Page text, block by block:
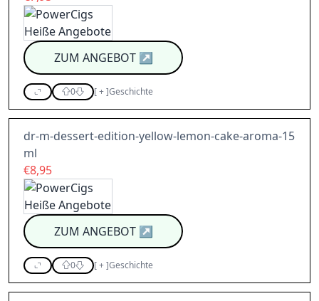
ZUM ANGEBOT↗
0 [+]Geschichte
dr-m-dessert-edition-yellow-lemon-cake-aroma-15
ml
€8,95
ZUM ANGEBOT↗
0 [+]Geschichte